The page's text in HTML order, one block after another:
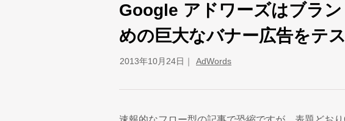
Google アドワーズはブラ
めの巨大なバナー広告をテ
2013年10月24日 AdWords